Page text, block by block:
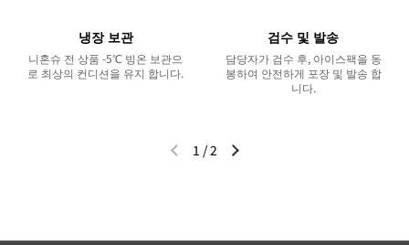
냉장 보관
니혼슈 전 상품 -5℃ 빙온 보관으
로 최상의 컨디션을 유지 합니다.
검수 및 발송
담당자가 검수 후, 아이스팩을 동
봉하여 안전하게 포장 및 발송 합
니다.
이전 슬라이드다음 슬라이드
1 /2